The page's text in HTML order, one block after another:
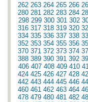
262 263 264 265 266
280 281 282 283 284
298 299 300 301 302
316 317 318 319 320
334 335 336 337 338
352 353 354 355 356
370 371 372 373 374
388 389 390 391 392
406 407 408 409 410
424 425 426 427 428
442 443 444 445 446
460 461 462 463 464
478 479 480 481 482